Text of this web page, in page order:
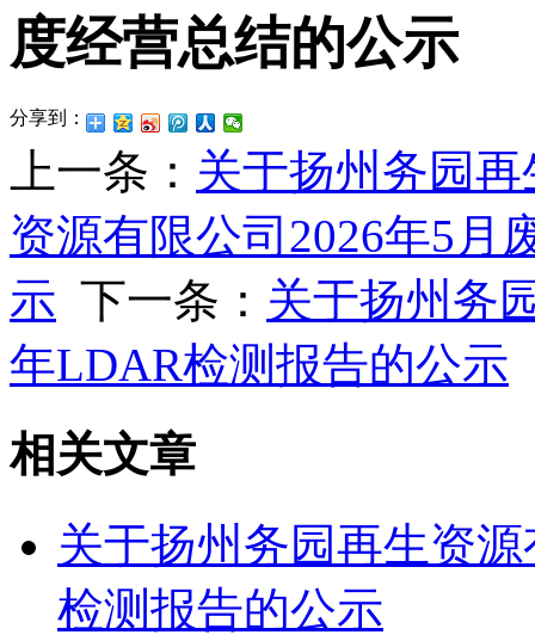
度经营总结的公示
分享到：
上一条： 关于扬州务园再
资源有限公司2026年5月
示 下一条： 关于扬州务
年LDAR检测报告的公示
相关文章
关于扬州务园再生资
检测报告的公示